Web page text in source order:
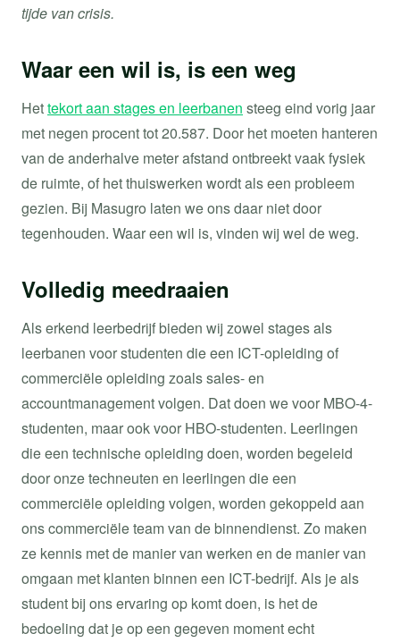
tijde van crisis.
Waar een wil is, is een weg
Hettekort aan stages en leerbanen steeg eind vorig jaar
met negen procent tot 20.587. Door het moeten hanteren
van de anderhalve meter afstand ontbreekt vaak fysiek
de ruimte, of het thuiswerken wordt als een probleem
gezien. Bij Masugro laten we ons daar niet door
tegenhouden. Waar een wil is, vinden wij wel de weg.
Volledig meedraaien
Als erkend leerbedrijf bieden wij zowel stages als
leerbanen voor studenten die een ICT-opleiding of
commerciële opleiding zoals sales- en
accountmanagement volgen. Dat doen we voor MBO-4-
studenten, maar ook voor HBO-studenten. Leerlingen
die een technische opleiding doen, worden begeleid
door onze techneuten en leerlingen die een
commerciële opleiding volgen, worden gekoppeld aan
ons commerciële team van de binnendienst. Zo maken
ze kennis met de manier van werken en de manier van
omgaan met klanten binnen een ICT-bedrijf. Als je als
student bij ons ervaring op komt doen, is het de
bedoeling dat je op een gegeven moment echt